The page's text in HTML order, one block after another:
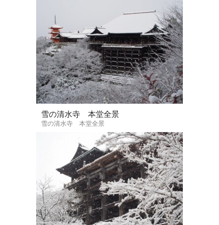
雪の清水寺 本堂全景
雪の清水寺 本堂全景